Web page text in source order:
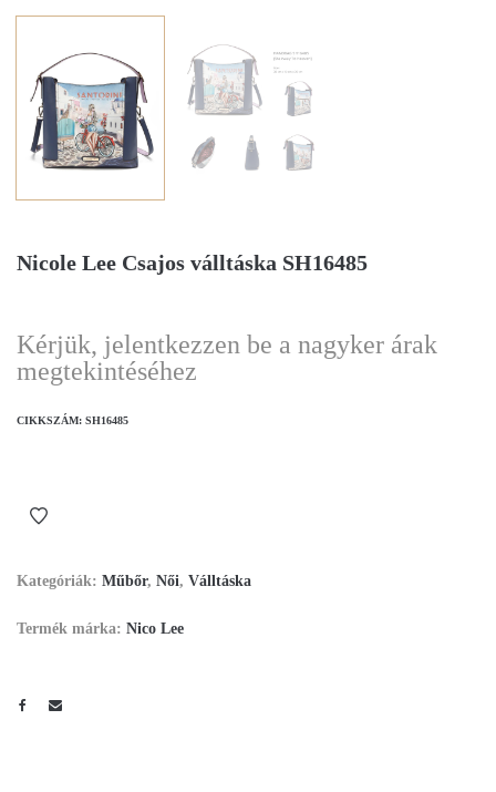
Nicole Lee Csajos válltáska SH16485
Kérjük, jelentkezzen be a nagyker árak
megtekintéséhez
CIKKSZÁM: SH16485
Kategóriák: Műbőr, Női, Válltáska
Termék márka: Nico Lee